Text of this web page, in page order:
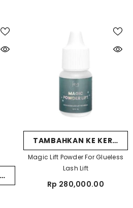
TAMBAHKAN KE
Magic Lift Powder For Glueless
Lash Lift
Rp 280,000.00